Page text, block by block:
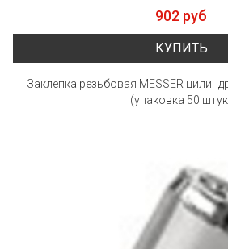
902 руб
КУПИТЬ
Заклепка резьбовая MESSER
(упаковка 50